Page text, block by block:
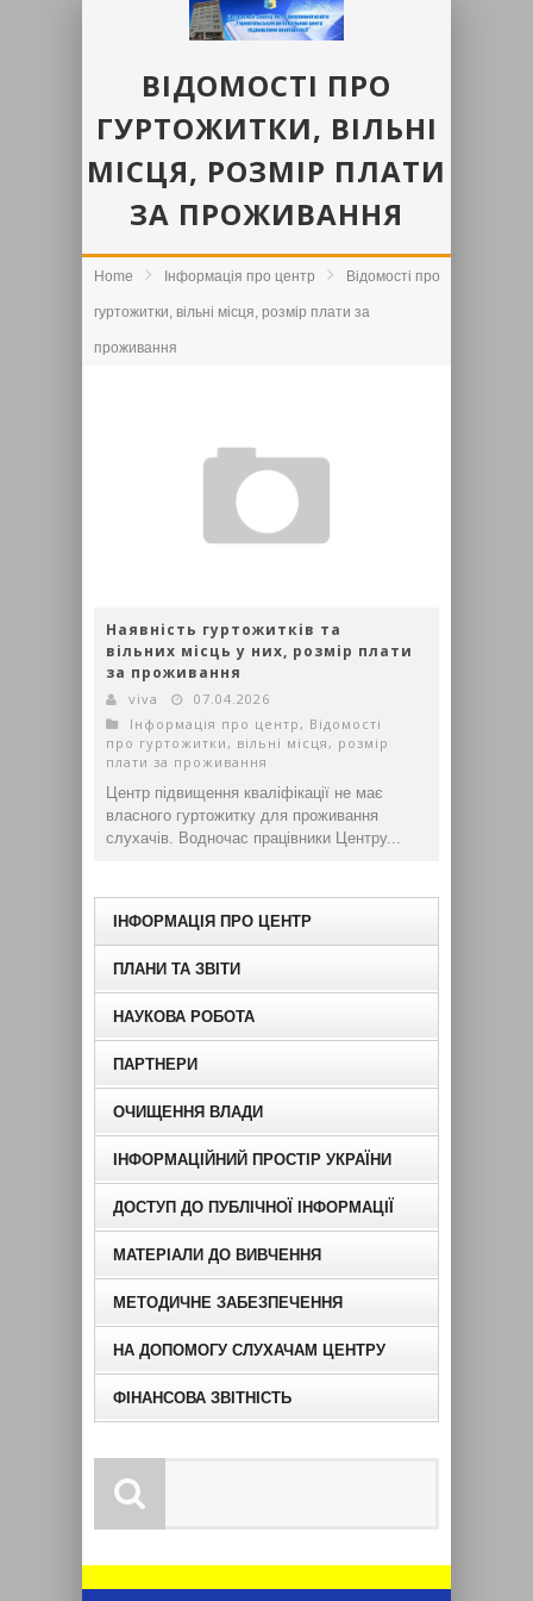
ВІДОМОСТІ ПРО
ГУРТОЖИТКИ, ВІЛЬНІ
МІСЦЯ, РОЗМІР ПЛАТИ
ЗА ПРОЖИВАННЯ
Home Інформація про центр Відомості про
гуртожитки, вільні місця, розмір плати за
проживання
Наявність гуртожитків та
вільних місць у них, розмір плати
за проживання
viva
07.04.2026
Інформація про центр , Відомості
про гуртожитки, вільні місця, розмір
плати за проживання
Центр підвищення кваліфікації не має
власного гуртожитку для проживання
слухачів. Водночас працівники Центру...
ІНФОРМАЦІЯ ПРО ЦЕНТР
ПЛАНИ ТА ЗВІТИ
НАУКОВА РОБОТА
ПАРТНЕРИ
ОЧИЩЕННЯ ВЛАДИ
ІНФОРМАЦІЙНИЙ ПРОСТІР УКРАЇНИ
ДОСТУП ДО ПУБЛІЧНОЇ ІНФОРМАЦІЇ
МАТЕРІАЛИ ДО ВИВЧЕННЯ
МЕТОДИЧНЕ ЗАБЕЗПЕЧЕННЯ
НА ДОПОМОГУ СЛУХАЧАМ ЦЕНТРУ
ФІНАНСОВА ЗВІТНІСТЬ